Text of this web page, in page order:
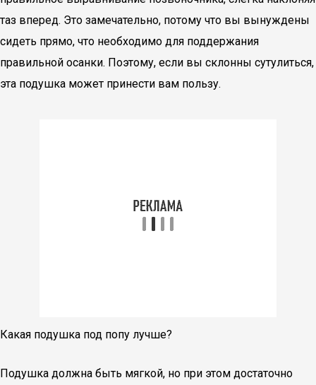
таз вперед. Это замечательно, потому что вы вынуждены
сидеть прямо, что необходимо для поддержания
правильной осанки. Поэтому, если вы склонны сутулиться,
эта подушка может принести вам пользу.
Какая подушка под попу лучше?
Подушка должна быть мягкой, но при этом достаточно